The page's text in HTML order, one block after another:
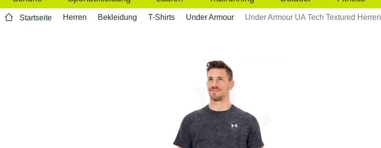
Startseite Herren Bekleidung T-Shirts Under Armour Under Armour UA Tech Textured Herren